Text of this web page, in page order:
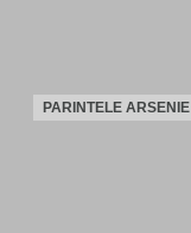
PARINTELE ARSENIE